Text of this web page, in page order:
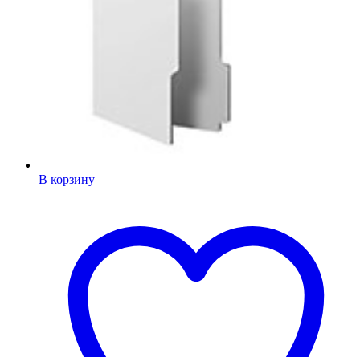
В корзину